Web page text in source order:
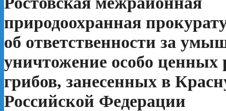
природоохранная
об ответственности за
уничтожение особо ценных
грибов, занесенных в
Российской Федерации